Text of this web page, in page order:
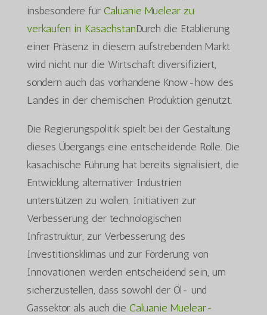
insbesondere für Caluanie Muelear zu
verkaufen in KasachstanDurch die Etablierung
einer Präsenz in diesem aufstrebenden Markt
wird nicht nur die Wirtschaft diversifiziert,
sondern auch das vorhandene Know-how des
Landes in der chemischen Produktion genutzt.
Die Regierungspolitik spielt bei der Gestaltung
dieses Übergangs eine entscheidende Rolle. Die
kasachische Führung hat bereits signalisiert, die
Entwicklung alternativer Industrien
unterstützen zu wollen. Initiativen zur
Verbesserung der technologischen
Infrastruktur, zur Verbesserung des
Investitionsklimas und zur Förderung von
Innovationen werden entscheidend sein, um
sicherzustellen, dass sowohl der Öl- und
Gassektor als auch die Caluanie Muelear-